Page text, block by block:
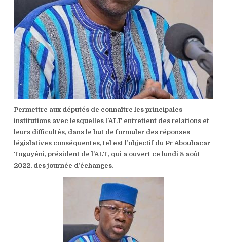
PARTENAIRES
Permettre aux députés de connaître les principales
institutions avec lesquelles l’ALT entretient des relations et
leurs difficultés, dans le but de formuler des réponses
législatives conséquentes, tel est l’objectif du Pr Aboubacar
Toguyéni, président de l’ALT, qui a ouvert ce lundi 8 août
2022, des journée d’échanges.